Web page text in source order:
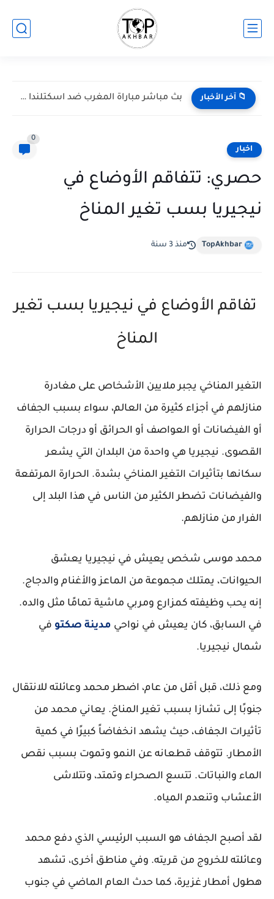
📁 آخر الأخبار بث مباشر مباراة المغرب ضد اسكتلندا في كأس العالم 2026...
اخبار
0
حصري: تتفاقم الأوضاع في
نيجيريا بسب تغير المناخ
TopAkhbar منذ 3 سنة
تفاقم الأوضاع في نيجيريا بسب تغير
المناخ
التغير المناخي يجبر ملايين الأشخاص على مغادرة
منازلهم في أجزاء كثيرة من العالم، سواء بسبب الجفاف
أو الفيضانات أو العواصف أو الحرائق أو درجات الحرارة
القصوى. نيجيريا هي واحدة من البلدان التي يشعر
سكانها بتأثيرات التغير المناخي بشدة. الحرارة المرتفعة
والفيضانات تضطر الكثير من الناس في هذا البلد إلى
الفرار من منازلهم.
محمد موسى شخص يعيش في نيجيريا يعشق
الحيوانات، يمتلك مجموعة من الماعز والأغنام والدجاج.
إنه يحب وظيفته كمزارع ومربي ماشية تمامًا مثل والده.
في السابق، كان يعيش في نواحي مدينة صكتو في
شمال نيجيريا.
ومع ذلك، قبل أقل من عام، اضطر محمد وعائلته للانتقال
جنوبًا إلى تشازا بسبب تغير المناخ. يعاني محمد من
تأثيرات الجفاف، حيث يشهد انخفاضاً كبيرًا في كمية
الأمطار. تتوقف قطعانه عن النمو وتموت بسبب نقص
الماء والنباتات. تتسع الصحراء وتمتد، وتتلاشى
الأعشاب وتنعدم المياه.
لقد أصبح الجفاف هو السبب الرئيسي الذي دفع محمد
وعائلته للخروج من قريته. وفي مناطق أخرى، تشهد
هطول أمطار غزيرة، كما حدث العام الماضي في جنوب